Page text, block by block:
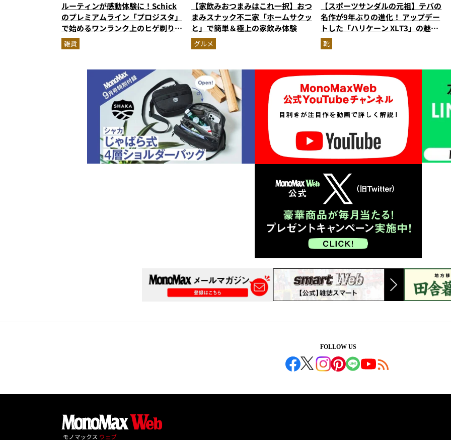
ルーティンが感動体験に！Schick
のプレミアムライン「プロジスタ」
で始めるワンランク上のヒゲ剃り習
慣
雑貨
【家飲みおつまみはこれ一択】おつ
まみスナック不二家「ホームサクッ
と」で簡単＆極上の家飲み体験
グルメ
【スポーツサンダルの元祖】テバの
名作が9年ぶりの進化！ アップデー
トした「ハリケーン XLT3」の魅力
を識者があらゆる角度から徹底解
説！
靴
FOLLOW US